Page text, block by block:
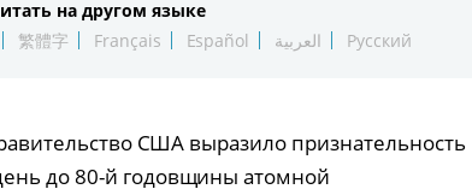
Технологии
От редакции
на другом языке
繁體字 Français Español العربية Русский
США выразило признательность
до 80-й годовщины атомной